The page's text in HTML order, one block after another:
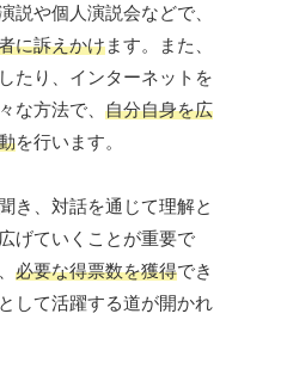
説や個人演説会などで、
に訴えかけます。また、
たり、インターネットを
な方法で、 自分自身を広
を行います。
き、対話を通じて理解と
げていくことが重要で
必要な得票数を獲得でき
して活躍する道が開かれ